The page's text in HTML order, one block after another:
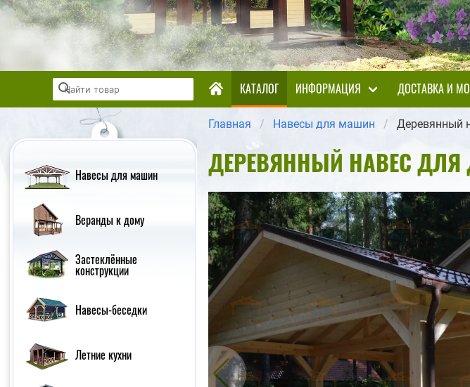
КАТАЛОГ ИНФОРМАЦИЯ ДОСТАВКА И
Навесы для машин
Веранды к дому
Застеклённые
конструкции
Навесы-беседки
Летние кухни
Главная Навесы для машин Деревянный
ДЕРЕВЯННЫЙ НАВЕС